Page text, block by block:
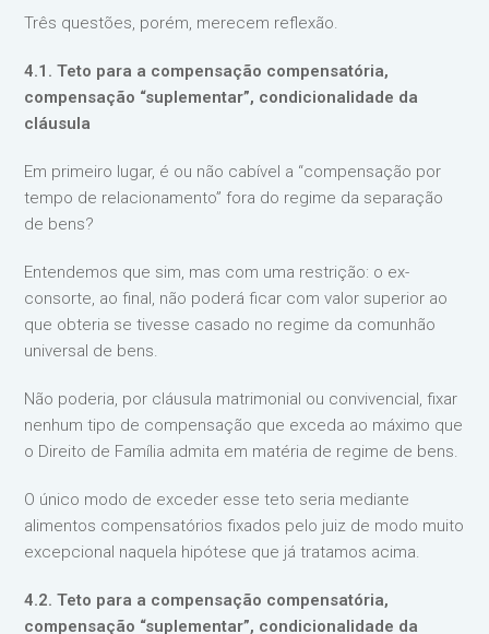
Três questões, porém, merecem reflexão.
4.1. Teto para a compensação compensatória,
compensação “suplementar”, condicionalidade da
cláusula
Em primeiro lugar, é ou não cabível a “compensação por
tempo de relacionamento” fora do regime da separação
de bens?
Entendemos que sim, mas com uma restrição: o ex-
consorte, ao final, não poderá ficar com valor superior ao
que obteria se tivesse casado no regime da comunhão
universal de bens.
Não poderia, por cláusula matrimonial ou convivencial, fixar
nenhum tipo de compensação que exceda ao máximo que
o Direito de Família admita em matéria de regime de bens.
O único modo de exceder esse teto seria mediante
alimentos compensatórios fixados pelo juiz de modo muito
excepcional naquela hipótese que já tratamos acima.
4.2. Teto para a compensação compensatória,
compensação “suplementar”, condicionalidade da